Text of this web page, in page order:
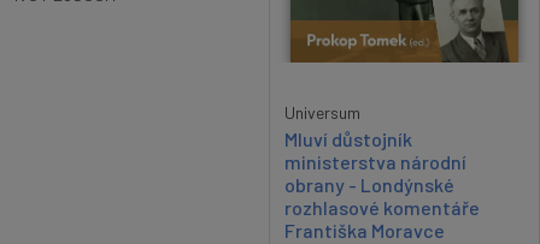
Universum
Mluví důstojník
ministerstva národní
obrany - Londýnské
rozhlasové komentáře
Františka Moravce